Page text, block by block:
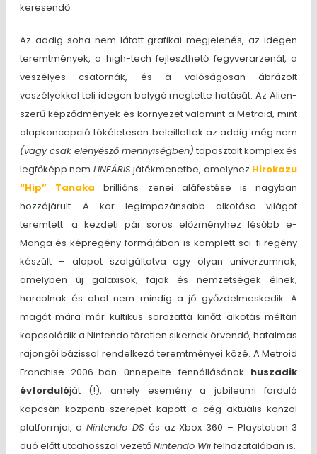
keresendő.
Az addig soha nem látott grafikai megjelenés, az idegen
teremtmények, a high-tech fejleszthető fegyverarzenál, a
veszélyes csatornák, és a valóságosan ábrázolt
veszélyekkel teli idegen bolygó megtette hatását. Az Alien-
szerű képződmények és környezet valamint a Metroid, mint
alapkoncepció tökéletesen beleillettek az addig még nem
(vagy csak elenyésző mennyiségben) tapasztalt komplex és
legfőképp nem LINEÁRIS játékmenetbe, amelyhez Hirokazu
“Hip” Tanaka brilliáns zenei aláfestése is nagyban
hozzájárult. A kor legimpozánsabb alkotása világot
teremtett: a kezdeti pár soros előzményhez lésőbb e-
Manga és képregény formájában is komplett sci-fi regény
készült – alapot szolgáltatva egy olyan univerzumnak,
amelyben új galaxisok, fajok és nemzetségek élnek,
harcolnak és ahol nem mindig a jó győzdelmeskedik. A
magát mára már kultikus sorozattá kinőtt alkotás méltán
kapcsolódik a Nintendo töretlen sikernek örvendő, hatalmas
rajongói bázissal rendelkező teremtményei közé. A Metroid
Franchise 2006-ban ünnepelte fennállásának huszadik
évfordulóját (!), amely esemény a jubileumi forduló
kapcsán központi szerepet kapott a cég aktuális konzol
platformjai, aNintendo DS és az Xbox 360 – Playstation 3
duó előtt utcahosszal vezetőNintendo Wiifelhozatalában is.